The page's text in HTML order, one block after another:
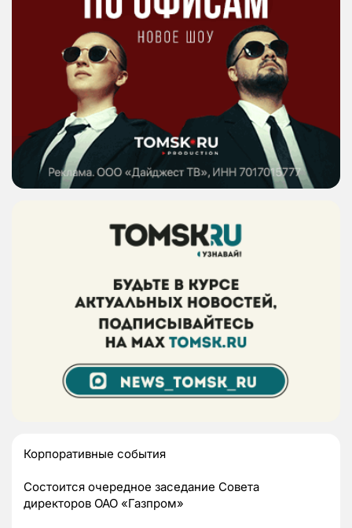
Корпоративные события
Состоится очередное заседание Совета
директоров ОАО «Газпром»